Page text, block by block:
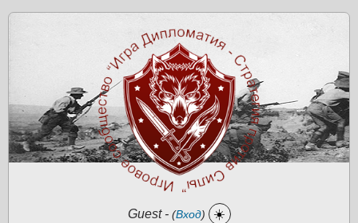
Guest- (Вход) ☀️